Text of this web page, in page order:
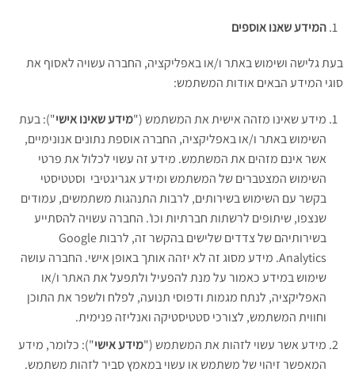
המידע שאנו אוספים
בעת גלישה ושימוש באתר ו/או באפליקציה, החברה עשויה לאסוף את
סוגי המידע הבאים אודות המשתמש:
מידע שאינו מזהה אישית את המשתמש ("מידע שאינו אישי"): בעת
השימוש באתר ו/או באפליקציה, החברה אוספת נתונים אנונימיים,
אשר אינם מזהים את המשתמש. מידע זה עשוי לכלול את פרטי
השימוש המצטברים של המשתמש ומידע אגריגטיבי וסטטיסטי
בקשר עם השימוש בשירותים, לרבות התנהגות משתמשים, עמודים
שנצפו, שיתופים לרשתות חברתיות וכו'. החברה עשויה להסתייע
בשירותיהם של צדדים שלישים בהקשר זה, לרבות Google
Analytics. מידע מסוג זה לא יזהה אותך באופן אישי
. החברה עושה
שימוש במידע כאמור על מנת להפעיל ולתפעל את האתר ו/או
האפליקציה, לנתח מגמות ודפוסי תנועה, לפלח ולשפר את התוכן
וחווית המשתמש, לצורכי סטטיסטיקה ואנליזה פנימית.
מידע אשר עשוי לזהות את המשתמש ("מידע אישי"): כלומר, מידע
המאפשר זיהוי של משתמש או עשוי במאמץ סביר לזהות משתמש.